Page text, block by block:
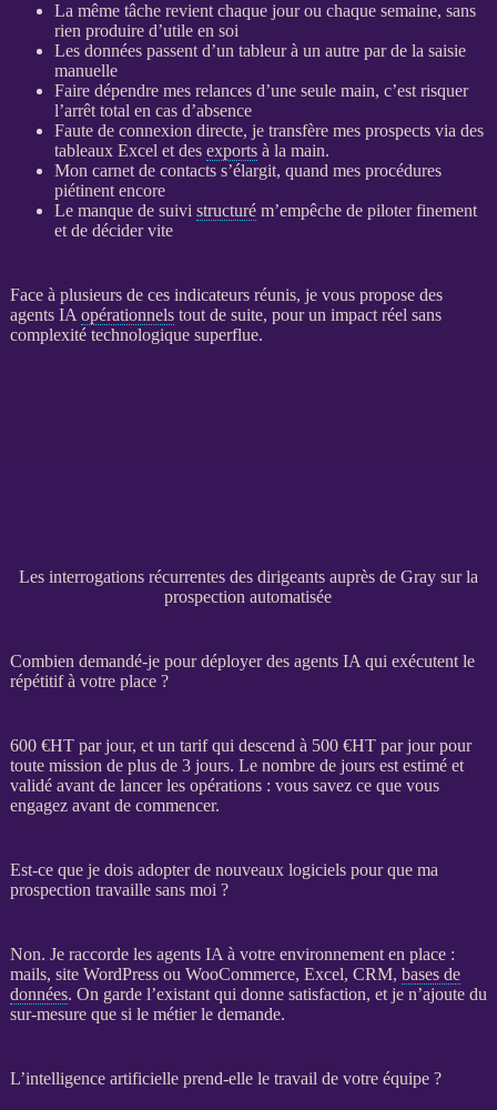
La même tâche revient chaque jour ou chaque semaine, sans
rien produire d’utile en soi
Les donnéespassent d’un tableur à un autre par de la saisie
manuelle
Faire dépendre mes relancesd’une seule main, c’est risquer
l’arrêt total en cas d’absence
Faute de connexion directe, je transfère mes prospectsvia des
tableaux Excel et des exportsà la main.
Mon carnet de contacts s’élargit, quand mes procédures
piétinent encore
Le manque de suivi structurém’empêche de piloterfinement
et de décider vite
Face à plusieurs de ces indicateursréunis, je vous propose des
agents IA opérationnelstout de suite, pour un impact réel sans
complexité technologique superflue.
Les interrogations récurrentes des dirigeants auprès de Gray sur la
prospection automatisée
Combien demandé-je pour déployer des agents IA qui exécutent le
répétitif à votre place ?
600 €HTpar jour, et un tarif qui descend à 500 €HTpar jour pour
toute mission de plus de 3 jours. Le nombre de jours est estimé et
validé avant de lancer les opérations : vous savez ce que vous
engagez avant de commencer.
Est-ce que je dois adopter de nouveaux logiciels pour que ma
prospection travaille sans moi ?
Non. Je raccorde les agents IA à votre environnement en place :
mails, site WordPressou WooCommerce, Excel, CRM, bases de
données. On garde l’existant qui donne satisfaction, et je n’ajoute du
sur-mesure que si le métier le demande.
L’intelligence artificielle prend-elle le travail de votre équipe ?